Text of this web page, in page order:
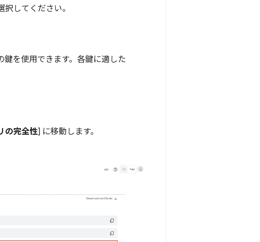
してください。
鍵を使用できます。各鍵に適した
の完全性] に移動します。